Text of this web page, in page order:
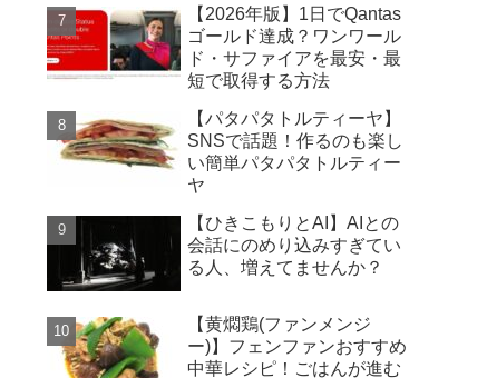
【2026年版】1日でQantas
ゴールド達成？ワンワール
ド・サファイアを最安・最
短で取得する方法
【パタパタトルティーヤ】
SNSで話題！作るのも楽し
い簡単パタパタトルティー
ヤ
【ひきこもりとAI】AIとの
会話にのめり込みすぎてい
る人、増えてませんか？
【黄燜鶏(ファンメンジ
ー)】フェンファンおすすめ
中華レシピ！ごはんが進む